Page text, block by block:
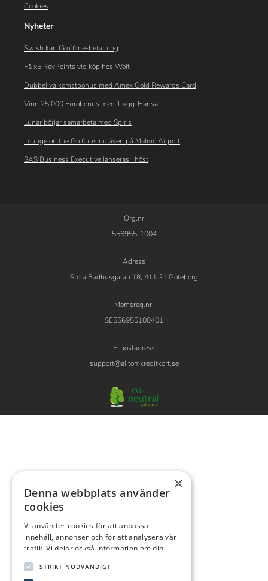
Cookies
Nyheter
Swish kan få offline-betalning
Få x5 RevPoints vid köp hos Wolt
Dubbel välkomstbonus med Amex Gold Rewards Card
Vinn 25 000 Eurobonus med Trygg-Hansa
Lunar börjar samarbeta med Spiris
Lounge on the Go finns nu även på Malmö Airport
SAS Business Executive lanseras i höst
Org.nr
556955-1004
Adress
Stora Badhusgatan 18, 411 21 Göteborg
Momsreg.nr.
SE556955100401
E-postadress
support@alltomkreditkort.se
×
Denna webbplats använder
cookies
Vi använder cookies för att anpassa
innehåll, annonser och för att analysera vår
trafik. Vi delar också information om din
reklam- och analyspartners som kan
STRIKT NÖDVÄNDIGT